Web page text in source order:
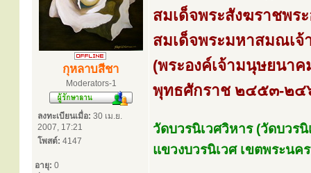
กุหลาบสีชา
Moderators-1
ลงทะเบียนเมื่อ: 30 เม.ย.
2007, 17:21
โพสต์: 4147
อายุ: 0
สมเด็จพระสังฆราชพร
สมเด็จพระมหาสมณเ
(พระองค์เจ้ามนุษยนา
พุทธศักราช ๒๔๕๓-๒๔
วัดบวรนิเวศวิหาร (วัดบวร
แขวงบวรนิเวศ เขตพระนค